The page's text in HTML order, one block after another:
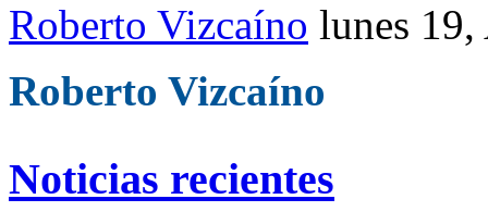
Roberto Vizcaíno lunes
Roberto Vizcaíno
Noticias recientes